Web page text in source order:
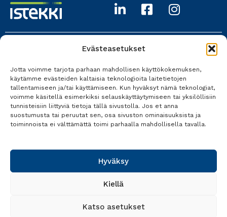
Evästeasetukset
Jotta voimme tarjota parhaan mahdollisen käyttökokemuksen,
käytämme evästeiden kaltaisia teknologioita laitetietojen
tallentamiseen ja/tai käyttämiseen. Kun hyväksyt nämä teknologiat,
voimme käsitellä esimerkiksi selauskäyttäytymiseen tai yksilöllisiin
tunnisteisiin liittyviä tietoja tällä sivustolla. Jos et anna
suostumusta tai peruutat sen, osa sivuston ominaisuuksista ja
toiminnoista ei välttämättä toimi parhaalla mahdollisella tavalla.
Hyväksy
Kiellä
Katso asetukset
017 618 0700
Kaikki yhteystiedot